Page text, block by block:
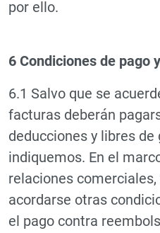
por ello.
6 Condiciones de pago
6.1 Salvo que se
facturas deberán
deducciones y libres
indiquemos. En el
relaciones
acordarse otras
el pago contra